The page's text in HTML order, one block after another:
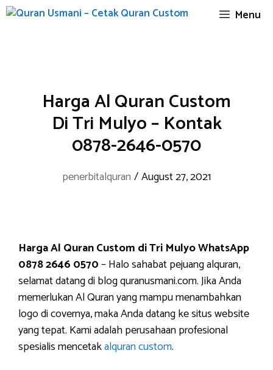
Skip
Menu
Harga Al Quran Custom
Di Tri Mulyo – Kontak
0878-2646-0570
penerbitalquran /August 27, 2021
Harga Al Quran Custom di Tri Mulyo WhatsApp
0878 2646 0570– Halo sahabat pejuang alquran,
selamat datang di blog quranusmani.com. Jika Anda
memerlukan Al Quran yang mampu menambahkan
logo di covernya, maka Anda datang ke situs website
yang tepat. Kami adalah perusahaan profesional
spesialis mencetakalquran custom.